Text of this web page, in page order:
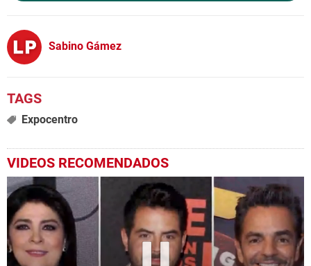
Sabino Gámez
Expocentro
VIDEOS RECOMENDADOS